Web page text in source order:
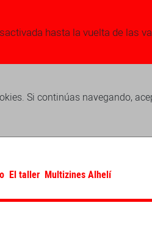
hasta la vuelta de las
Si continúas navegando,
El taller Multizines Alhelí